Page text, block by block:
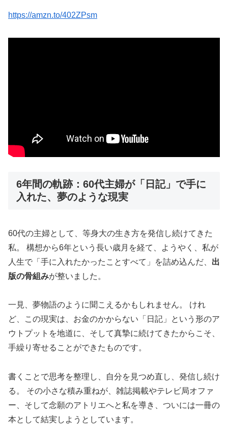
https://amzn.to/402ZPsm
6年間の軌跡：60代主婦が「日記」で手に
入れた、夢のような現実
60代の主婦として、等身大の生き方を発信し続けてきた
私。 構想から6年という長い歳月を経て、ようやく、私が
人生で「手に入れたかったことすべて」を詰め込んだ、 出
版の骨組みが整いました。
一見、夢物語のように聞こえるかもしれません。 けれ
ど、この現実は、お金のかからない「日記」という形のア
ウトプットを地道に、そして真摯に続けてきたからこそ、
手繰り寄せることができたものです。
書くことで思考を整理し、自分を見つめ直し、発信し続け
る。 その小さな積み重ねが、雑誌掲載やテレビ局オファ
ー、そして念願のアトリエへと私を導き、ついには一冊の
本として結実しようとしています。